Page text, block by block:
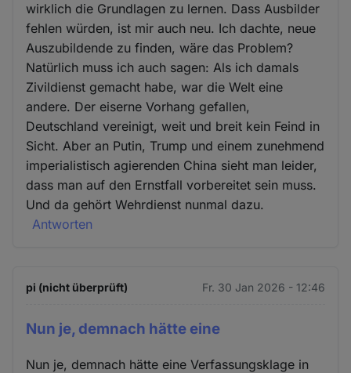
wirklich die Grundlagen zu lernen. Dass Ausbilder
fehlen würden, ist mir auch neu. Ich dachte, neue
Auszubildende zu finden, wäre das Problem?
Natürlich muss ich auch sagen: Als ich damals
Zivildienst gemacht habe, war die Welt eine
andere. Der eiserne Vorhang gefallen,
Deutschland vereinigt, weit und breit kein Feind in
Sicht. Aber an Putin, Trump und einem zunehmend
imperialistisch agierenden China sieht man leider,
dass man auf den Ernstfall vorbereitet sein muss.
Und da gehört Wehrdienst nunmal dazu.
Antworten
pi (nicht überprüft) Fr. 30 Jan 2026 - 12:46
Nun je, demnach hätte eine
Nun je, demnach hätte eine Verfassungsklage in